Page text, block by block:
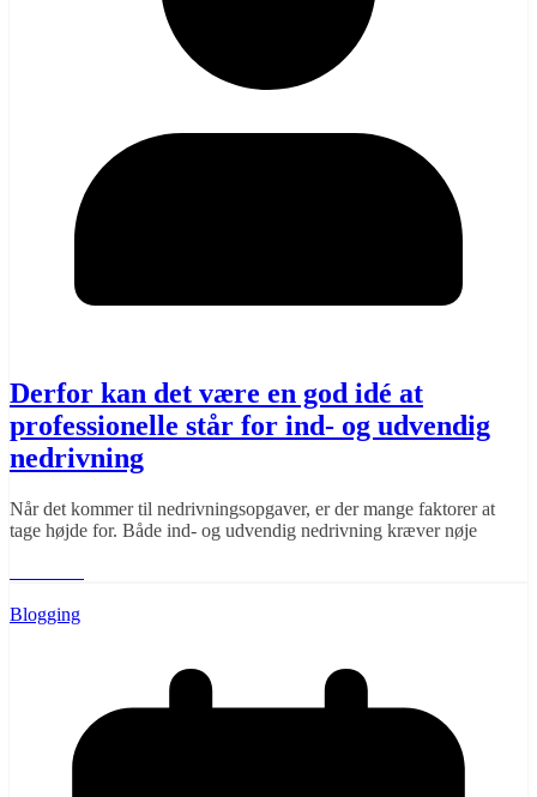
Derfor kan det være en god idé at
professionelle står for ind- og udvendig
nedrivning
Når det kommer til nedrivningsopgaver, er der mange faktorer at
tage højde for. Både ind- og udvendig nedrivning kræver nøje
Blogging